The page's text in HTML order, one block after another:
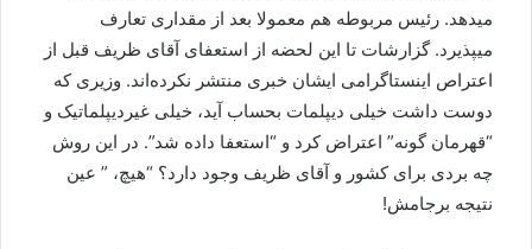
میدهد. رئیس مربوطه هم معمولا بعد از مقداری تعارف
میپذیرد. گزارشات تا این لحضه از استعفای آقای ظریف قبل از
اعتراص اینستاگرامی ایشان خبری منتشر نکرده‌اند. وزیری که
دوست داشت خیلی دیپلمات بحساب آید، خیلی غیردیپلماتیک و
“قهرمان گونه” اعتراض کرد و “استعفا داده شد”. در این روش
چه بردی برای کشور و آقای ظریف وجود دارد؟ “هیچ، ” عین
نتیجه برجامش!